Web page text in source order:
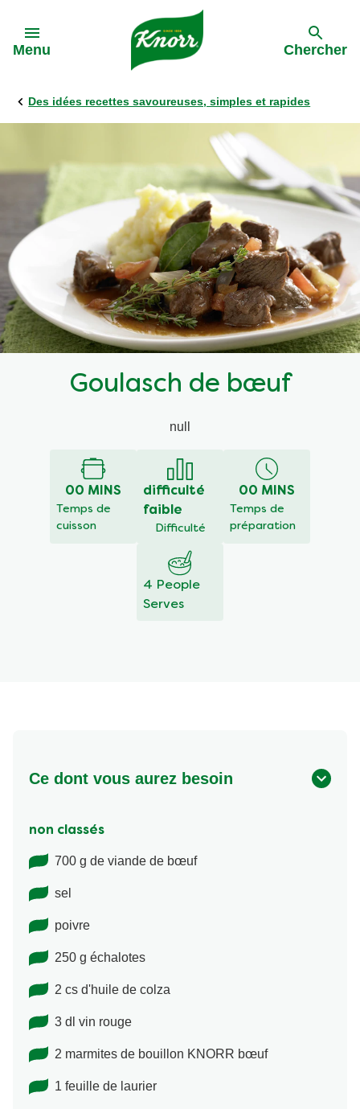
Menu Chercher
Des idées recettes savoureuses, simples et rapides
Goulasch de bœuf
null
00 MINS
Temps de
cuisson
difficulté
faible
Difficulté
00 MINS
Temps de
préparation
4 People
Serves
Ce dont vous aurez besoin
non classés
700 g de viande de bœuf
sel
poivre
250 g échalotes
2 cs d'huile de colza
3 dl vin rouge
2 marmites de bouillon KNORR bœuf
1 feuille de laurier